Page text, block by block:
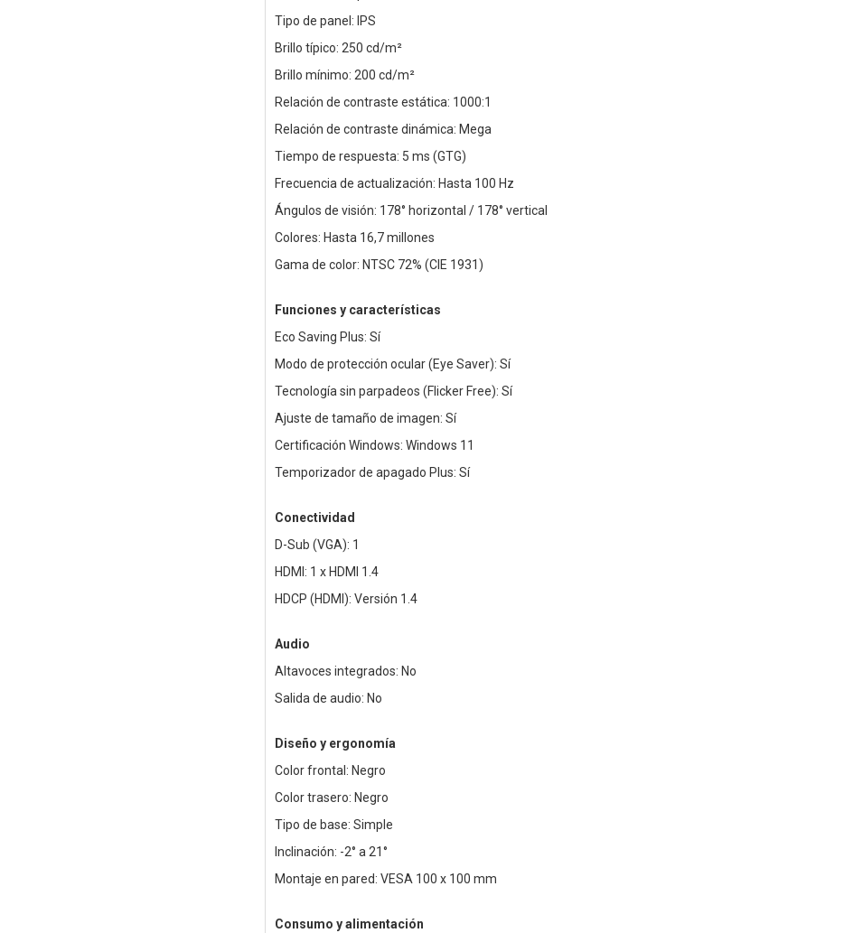
Tipo de panel: IPS
Brillo típico: 250 cd/m²
Brillo mínimo: 200 cd/m²
Relación de contraste estática: 1000:1
Relación de contraste dinámica: Mega
Tiempo de respuesta: 5 ms (GTG)
Frecuencia de actualización: Hasta 100 Hz
Ángulos de visión: 178° horizontal / 178° vertical
Colores: Hasta 16,7 millones
Gama de color: NTSC 72% (CIE 1931)
Funciones y características
Eco Saving Plus: Sí
Modo de protección ocular (Eye Saver): Sí
Tecnología sin parpadeos (Flicker Free): Sí
Ajuste de tamaño de imagen: Sí
Certificación Windows: Windows 11
Temporizador de apagado Plus: Sí
Conectividad
D-Sub (VGA): 1
HDMI: 1 x HDMI 1.4
HDCP (HDMI): Versión 1.4
Audio
Altavoces integrados: No
Salida de audio: No
Diseño y ergonomía
Color frontal: Negro
Color trasero: Negro
Tipo de base: Simple
Inclinación: -2° a 21°
Montaje en pared: VESA 100 x 100 mm
Consumo y alimentación